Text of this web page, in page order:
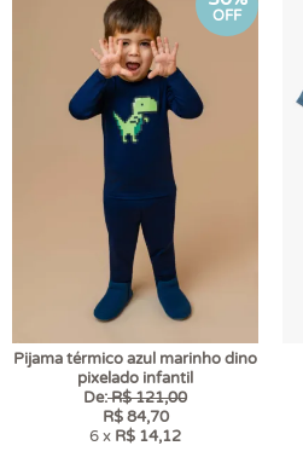
OFF
Pijama térmico azul marinho dino
pixelado infantil
De:R$ 121,00
R$ 84,70
6 x R$ 14,12